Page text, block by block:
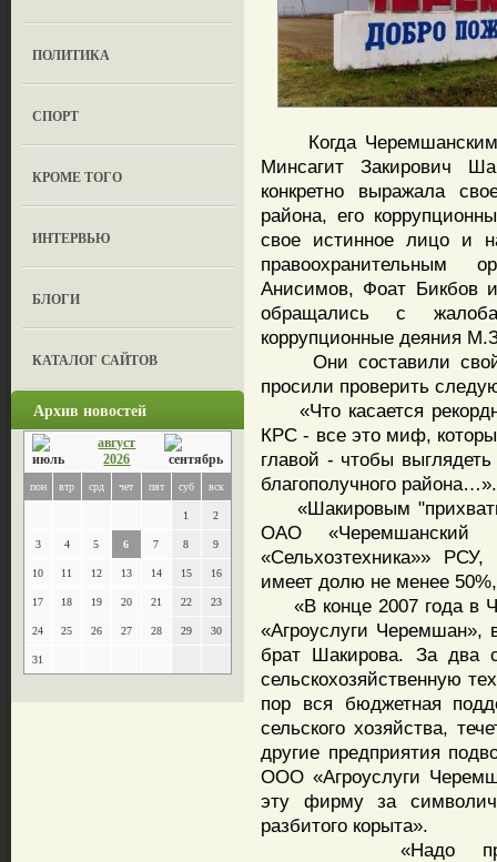
ПОЛИТИКА
СПОРТ
КРОМЕ ТОГО
ИНТЕРВЬЮ
БЛОГИ
КАТАЛОГ САЙТОВ
Архив новостей
август
2026
пон втр срд чет пят суб вск
1 2
3 4 5 6 7 8 9
10 11 12 13 14 15 16
17 18 19 20 21 22 23
24 25 26 27 28 29 30
31
Когда Черемшанским
Минсагит Закирович
конкретно выражала
района, его
свое истинное лицо и
Анисимов, Фоат Бикбов
обращались с
коррупционные деяния
Они составили свой
просили проверить
«Что касается
КРС - все это миф,
главой - чтобы
благополучного района…».
«Шакировым
ОАО «Черемшанский
«Сельхозтехника»»
имеет долю не менее
«В конце 2007 года в
«Агроуслуги Черемшан»,
брат Шакирова. За два
сельскохозяйственную
пор вся бюджетная
сельского хозяйства,
другие предприятия
ООО «Агроуслуги
эту фирму за
разбитого корыта».
«Надо